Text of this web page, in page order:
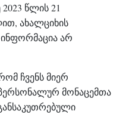
წლის 21
ახალციხის
არ
ჩვენს მიერ
მონაცემთა